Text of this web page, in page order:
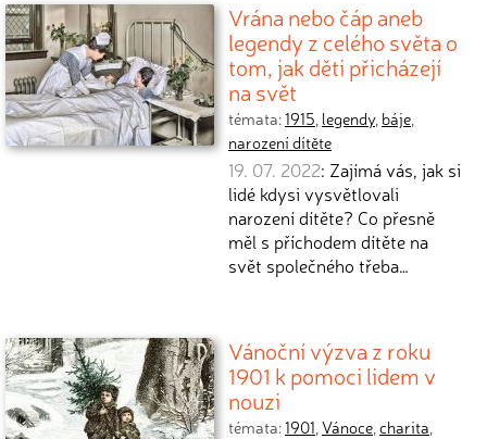
Vrána nebo čáp aneb
legendy z celého světa o
tom, jak děti přicházejí
na svět
témata:1915, legendy, báje,
narození dítěte
19. 07. 2022: Zajímá vás, jak si
lidé kdysi vysvětlovali
narození dítěte? Co přesně
měl s příchodem dítěte na
svět společného třeba…
Vánoční výzva z roku
1901 k pomoci lidem v
nouzi
témata:1901,Vánoce,charita,